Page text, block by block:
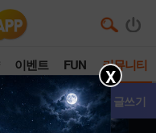
이벤트 FUN 커뮤니티
글쓰기
X